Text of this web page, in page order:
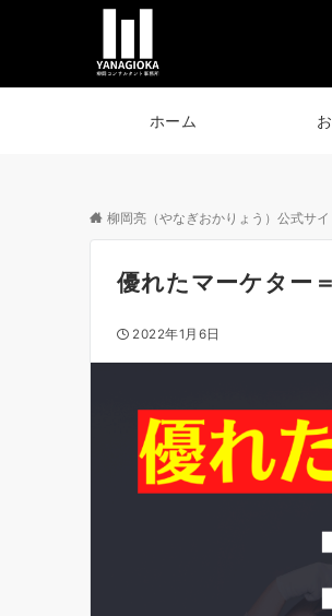
ホーム
柳岡亮（やなぎおかりょう）公式サイ
優れたマーケター
2022年1月6日